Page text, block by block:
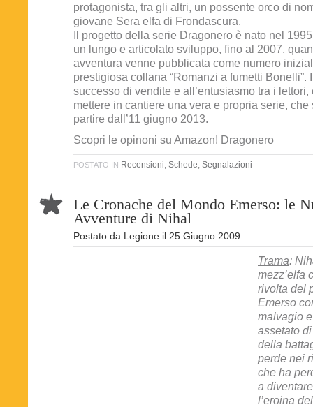
protagonista, tra gli altri, un possente orco di
giovane Sera elfa di Frondascura.
Il progetto della serie Dragonero è nato nel
un lungo e articolato sviluppo, fino al 2007,
avventura venne pubblicata come numero
prestigiosa collana “Romanzi a fumetti Bonelli”.
successo di vendite e all’entusiasmo tra i lettori,
mettere in cantiere una vera e propria serie,
partire dall’11 giugno 2013.
Scopri le opinoni su Amazon! Dragonero
POSTATO IN Recensioni, Schede, Segnalazioni
Le Cronache del Mondo Emerso: le
Avventure di Nihal
Postato da Legione il 25 Giugno 2009
Trama:
mezz’elfa
rivolta del
Emerso
malvagio
assetato
della
perde nei
che ha
a
l’eroina